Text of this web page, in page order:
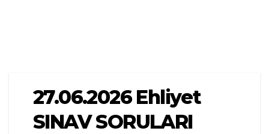
27.06.2026 Ehliyet
SINAV SORULARI